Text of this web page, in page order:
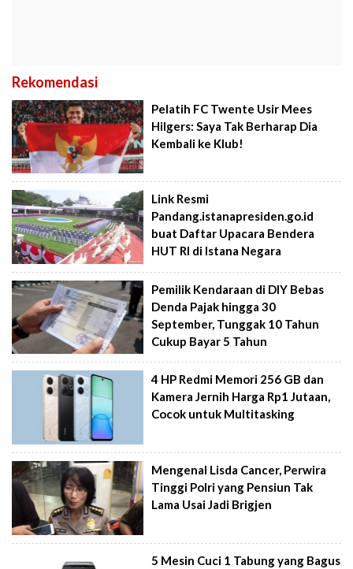
Rekomendasi
Pelatih FC Twente Usir Mees
Hilgers: Saya Tak Berharap Dia
Kembali ke Klub!
Link Resmi
Pandang.istanapresiden.go.id
buat Daftar Upacara Bendera
HUT RI di Istana Negara
Pemilik Kendaraan di DIY Bebas
Denda Pajak hingga 30
September, Tunggak 10 Tahun
Cukup Bayar 5 Tahun
4 HP Redmi Memori 256 GB dan
Kamera Jernih Harga Rp1 Jutaan,
Cocok untuk Multitasking
Mengenal Lisda Cancer, Perwira
Tinggi Polri yang Pensiun Tak
Lama Usai Jadi Brigjen
5 Mesin Cuci 1 Tabung yang Bagus